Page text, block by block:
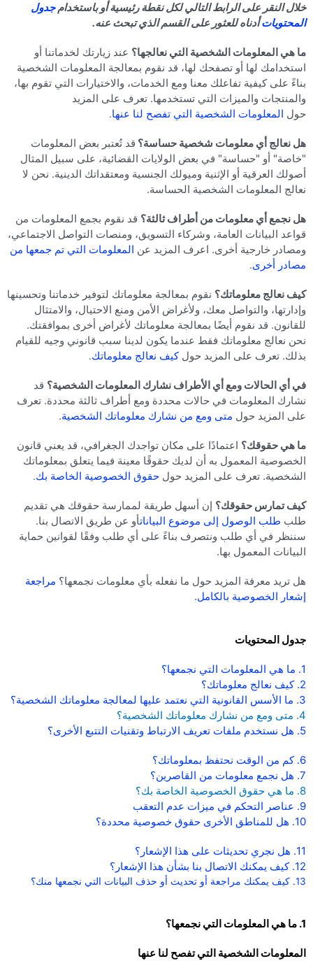
خلال النقر على الرابط التالي لكل نقطة رئيسية أو باستخدامجدول
المحتوياتأدناه للعثور على القسم الذي تبحث عنه.
ما هي المعلومات الشخصية التي نعالجها؟ عند زيارتك لخدماتنا أو
استخدامك لها أو تصفحك لها، قد نقوم بمعالجة المعلومات الشخصية
بناءً على كيفية تفاعلك معنا ومع الخدمات، والاختيارات التي تقوم بها،
والمنتجات والميزات التي تستخدمها. تعرف على المزيد
حول المعلومات الشخصية التي تفصح لنا عنها.
هل نعالج أي معلومات شخصية حساسة؟ قد تُعتبر بعض المعلومات
"خاصة" أو "حساسة" في بعض الولايات القضائية، على سبيل المثال
أصولك العرقية أو الإثنية وميولك الجنسية ومعتقداتك الدينية. نحن لا
نعالج المعلومات الشخصية الحساسة.
هل نجمع أي معلومات من أطراف ثالثة؟ قد نقوم بجمع المعلومات من
قواعد البيانات العامة، وشركاء التسويق، ومنصات التواصل الاجتماعي،
ومصادر خارجية أخرى. اعرف المزيد عن المعلومات التي تم جمعها من
مصادر أخرى.
كيف نعالج معلوماتك؟ نقوم بمعالجة معلوماتك لتوفير خدماتنا وتحسينها
وإدارتها، والتواصل معك، ولأغراض الأمن ومنع الاحتيال، والامتثال
للقانون. قد نقوم أيضًا بمعالجة معلوماتك لأغراض أخرى بموافقتك.
نحن نعالج معلوماتك فقط عندما يكون لدينا سبب قانوني وجيه للقيام
بذلك. تعرف على المزيد حولكيف نعالج معلوماتك.
في أي الحالات ومع أي الأطراف نشارك المعلومات الشخصية؟ قد
نشارك المعلومات في حالات محددة ومع أطراف ثالثة محددة. تعرف
على المزيد حول متى ومع من نشارك معلوماتك الشخصية.
ما هي حقوقك؟ اعتمادًا على مكان تواجدك الجغرافي، قد يعني قانون
الخصوصية المعمول به أن لديك حقوقًا معينة فيما يتعلق بمعلوماتك
الشخصية. تعرف على المزيد حول حقوق الخصوصية الخاصة بك.
كيف تمارس حقوقك؟ إن أسهل طريقة لممارسة حقوقك هي تقديم
طلب طلب الوصول إلى موضوع البياناتأو عن طريق الاتصال بنا.
سننظر في أي طلب ونتصرف بناءً على أي طلب وفقًا لقوانين حماية
البيانات المعمول بها.
هل تريد معرفة المزيد حول ما نفعله بأي معلومات نجمعها؟ مراجعة
إشعار الخصوصية بالكامل.
جدول المحتويات
1. ما هي المعلومات التي نجمعها؟
2. كيف نعالج معلوماتك؟
3. ما الأسس القانونية التي نعتمد عليها لمعالجة معلوماتك الشخصية؟
4. متى ومع من نشارك معلوماتك الشخصية؟
5. هل نستخدم ملفات تعريف الارتباط وتقنيات التتبع الأخرى؟
6. كم من الوقت نحتفظ بمعلوماتك؟
7. هل نجمع معلومات من القاصرين؟
8. ما هي حقوق الخصوصية الخاصة بك؟
9. عناصر التحكم في ميزات عدم التعقب
10. هل للمناطق الأخرى حقوق خصوصية محددة؟
11. هل نجري تحديثات على هذا الإشعار؟
12. كيف يمكنك الاتصال بنا بشأن هذا الإشعار؟
13. كيف يمكنك مراجعة أو تحديث أو حذف البيانات التي نجمعها منك؟
1. ما هي المعلومات التي نجمعها؟
المعلومات الشخصية التي تفصح لنا عنها